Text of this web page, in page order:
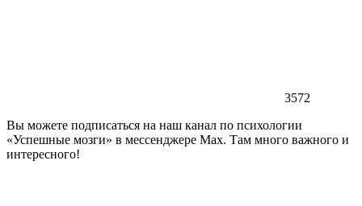
3572
Вы можете подписаться на наш канал по психологии
«Успешные мозги» в мессенджере Max. Там много важного и
интересного!